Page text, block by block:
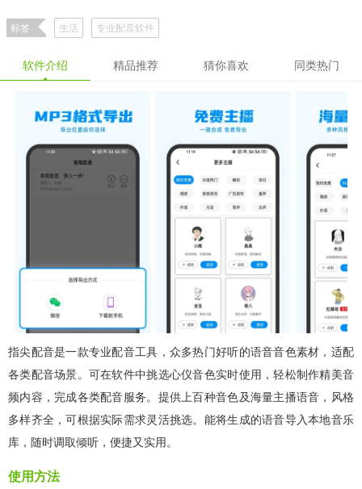
标签 生活 专业配音软件
软件介绍 精品推荐 猜你喜欢 同类热门
指尖配音是一款专业配音工具，众多热门好听的语音音色素材，适配
各类配音场景。可在软件中挑选心仪音色实时使用，轻松制作精美音
频内容，完成各类配音服务。提供上百种音色及海量主播语音，风格
多样齐全，可根据实际需求灵活挑选。能将生成的语音导入本地音乐
库，随时调取倾听，便捷又实用。
使用方法